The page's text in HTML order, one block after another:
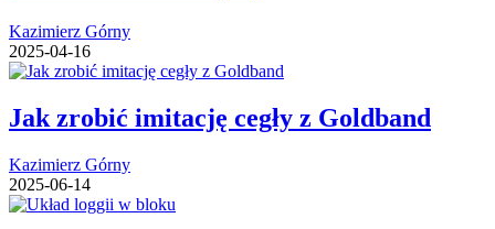
Kazimierz Górny
2025-04-16
Jak zrobić imitację cegły z Goldband
Kazimierz Górny
2025-06-14